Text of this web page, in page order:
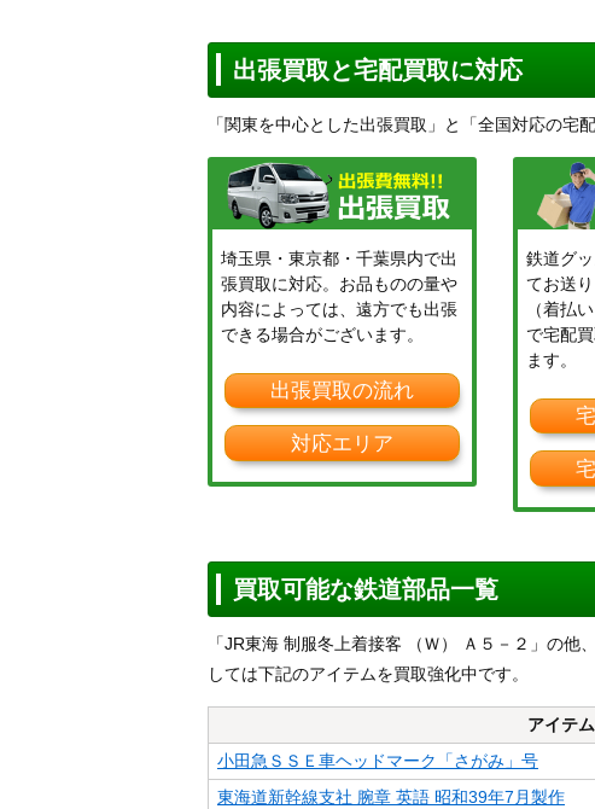
出張買取と宅配買取に対応
「関東を中心とした出張買取」と「全国対応の宅
埼玉県・東京都・千葉県内で出
張買取に対応。お品ものの量や
内容によっては、遠方でも出張
できる場合がございます。
出張買取の流れ
対応エリア
鉄道グ
てお送
（着払
で宅配
ます。
買取可能な鉄道部品一覧
「JR東海 制服冬上着接客 （Ｗ） Ａ５－２」の
しては下記のアイテムを買取強化中です。
アイテ
小田急ＳＳＥ車ヘッドマーク「さがみ」号
東海道新幹線支社 腕章 英語 昭和39年7月製作